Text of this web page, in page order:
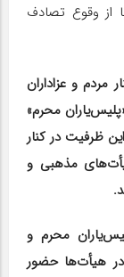
از وقوع تصادف
مردم و عزاداران
محرم»
ظرفیت در کنار
مذهبی و
محرم و
هیأت‌ها حضور